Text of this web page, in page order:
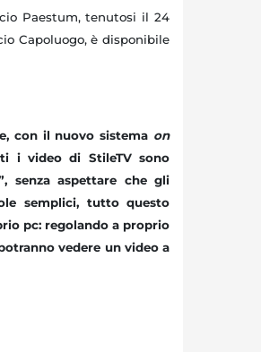
Paestum, tenutosi il 24
Capoluogo, è disponibile
con il nuovo sistema on
i video di StileTV sono
senza aspettare che gli
semplici, tutto questo
pc: regolando a proprio
vedere un video a